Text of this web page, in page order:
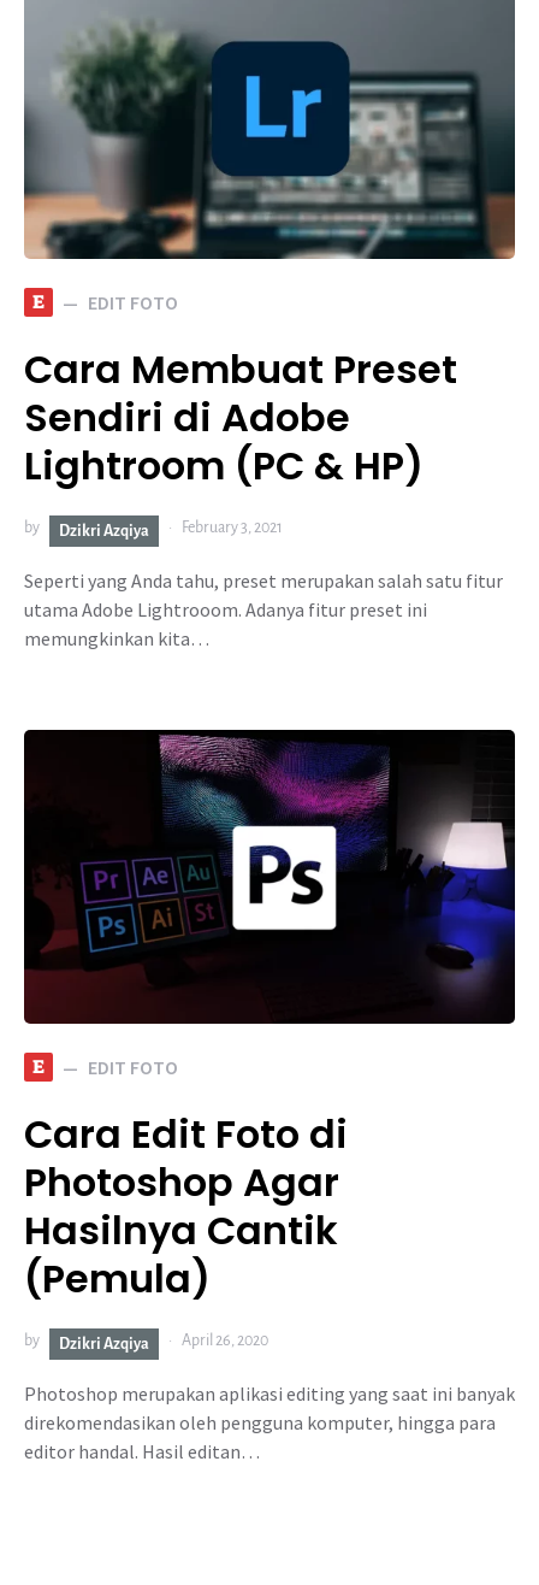
E EDIT FOTO
Cara Membuat Preset
Sendiri di Adobe
Lightroom (PC & HP)
by Dzikri Azqiya February 3, 2021
Seperti yang Anda tahu, preset merupakan salah satu fitur
utama Adobe Lightrooom. Adanya fitur preset ini
memungkinkan kita…
E EDIT FOTO
Cara Edit Foto di
Photoshop Agar
Hasilnya Cantik
(Pemula)
by Dzikri Azqiya April 26, 2020
Photoshop merupakan aplikasi editing yang saat ini banyak
direkomendasikan oleh pengguna komputer, hingga para
editor handal. Hasil editan…